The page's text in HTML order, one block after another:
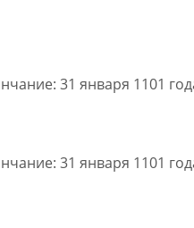
31 января 1101
31 января 1101